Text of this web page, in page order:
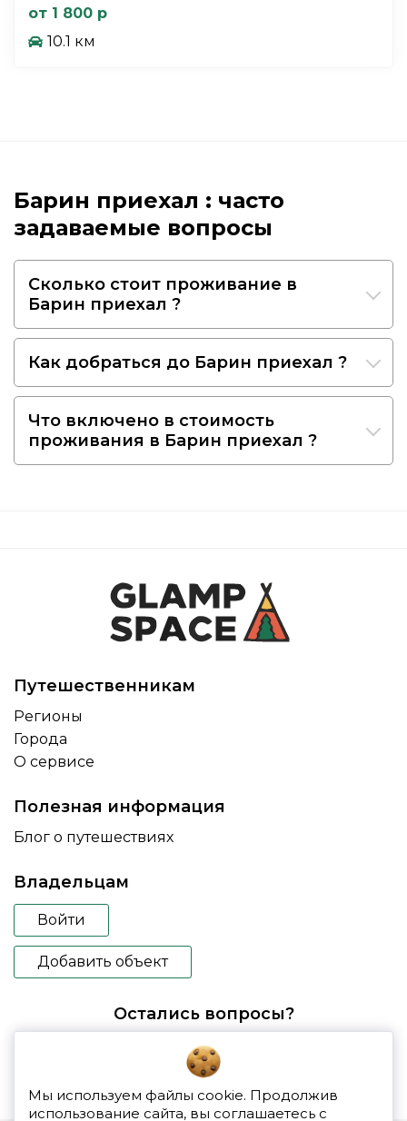
от 1 800 р
10.1 км
Барин приехал : часто
задаваемые вопросы
Сколько стоит проживание в
Барин приехал ?
Как добраться до Барин приехал ?
Что включено в стоимость
проживания в Барин приехал ?
Путешественникам
Регионы
Города
О сервисе
Полезная информация
Блог о путешествиях
Владельцам
Войти
Добавить объект
Остались вопросы?
booking@glampspace.ru
Мы используем файлы cookie. Продолжив
использование сайта, вы соглашаетесь с